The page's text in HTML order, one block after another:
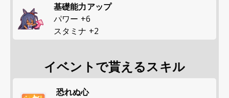
基礎能力アップ
パワー +6
スタミナ +2
イベントで貰えるスキル
恐れぬ心